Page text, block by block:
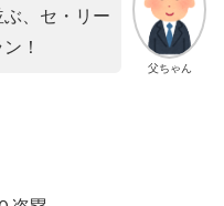
父ちゃん
、セ・リー
！